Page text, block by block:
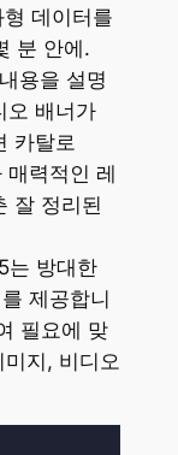
데이터를
분 안에.
용을 설명
오 배너가
카탈로
력적인 레
잘 정리된
는 방대한
제공합니
필요에 맞
지, 비디오